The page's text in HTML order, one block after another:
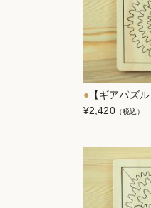
【ギアパズ
¥2,420（税込）